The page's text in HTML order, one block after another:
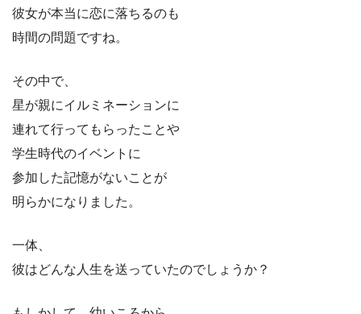
彼女が本当に恋に落ちるのも
時間の問題ですね。
その中で、
星が親にイルミネーションに
連れて行ってもらったことや
学生時代のイベントに
参加した記憶がないことが
明らかになりました。
一体、
彼はどんな人生を送っていたのでしょうか？